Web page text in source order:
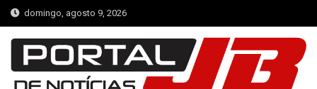
Skip
to
content
domingo, agosto 9, 2026